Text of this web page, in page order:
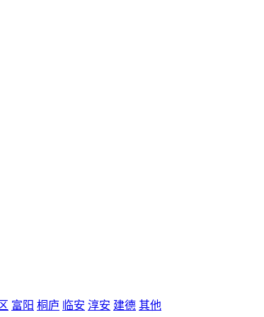
富阳 桐庐 临安 淳安 建德 其他